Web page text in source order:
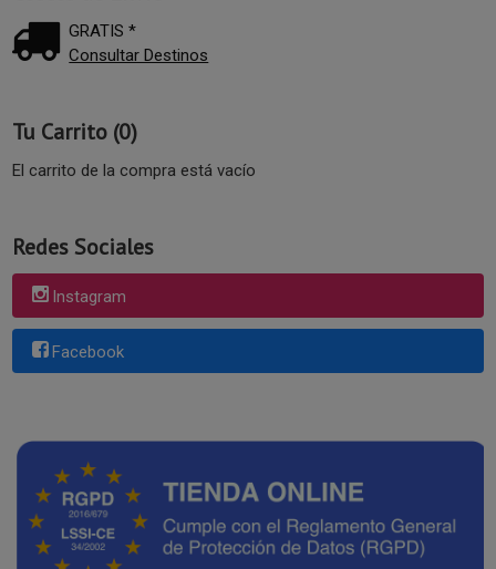
GRATIS *
Consultar Destinos
Tu Carrito (0)
El carrito de la compra está vacío
Redes Sociales
Instagram
Facebook